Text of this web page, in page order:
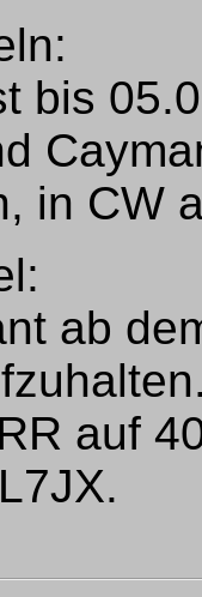
bis
in CW
ab
auf